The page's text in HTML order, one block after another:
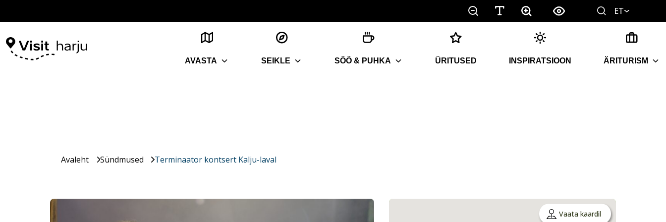
ET
AVASTA SEIKLE SÖÖ & PUHKA ÜRITUSED INSPIRATSIOON ÄRITURISM
Avaleht Sündmused Terminaator kontsert Kalju-laval
Vaata kaardil